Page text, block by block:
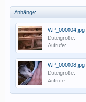
Anhänge:
WP_000004.jpg
Dateigröße:
Aufrufe:
WP_000008.jpg
Dateigröße:
Aufrufe: